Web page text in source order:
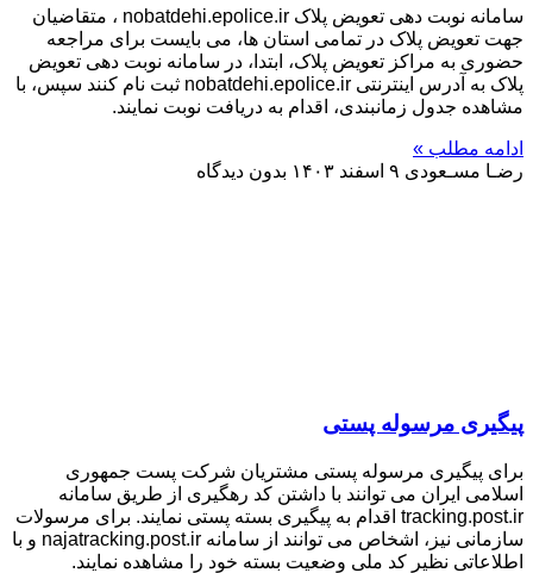
سامانه نوبت دهی تعویض پلاک nobatdehi.epolice.ir ، متقاضیان
جهت تعویض پلاک در تمامی استان ها، می بایست برای مراجعه
حضوری به مراکز تعویض پلاک، ابتدا، در سامانه نوبت دهی تعویض
پلاک به آدرس اینترنتی nobatdehi.epolice.ir ثبت نام کنند سپس، با
مشاهده جدول زمانبندی، اقدام به دریافت نوبت نمایند.
ادامه مطلب »
رضـا مسـعودی ۹ اسفند ۱۴۰۳ بدون دیدگاه
پیگیری مرسوله پستی
برای پیگیری مرسوله پستی مشتریان شرکت پست جمهوری
اسلامی ایران می توانند با داشتن کد رهگیری از طریق سامانه
tracking.post.ir اقدام به پیگیری بسته پستی نمایند. برای مرسولات
سازمانی نیز، اشخاص می توانند از سامانه najatracking.post.ir و با
اطلاعاتی نظیر کد ملی وضعیت بسته خود را مشاهده نمایند.